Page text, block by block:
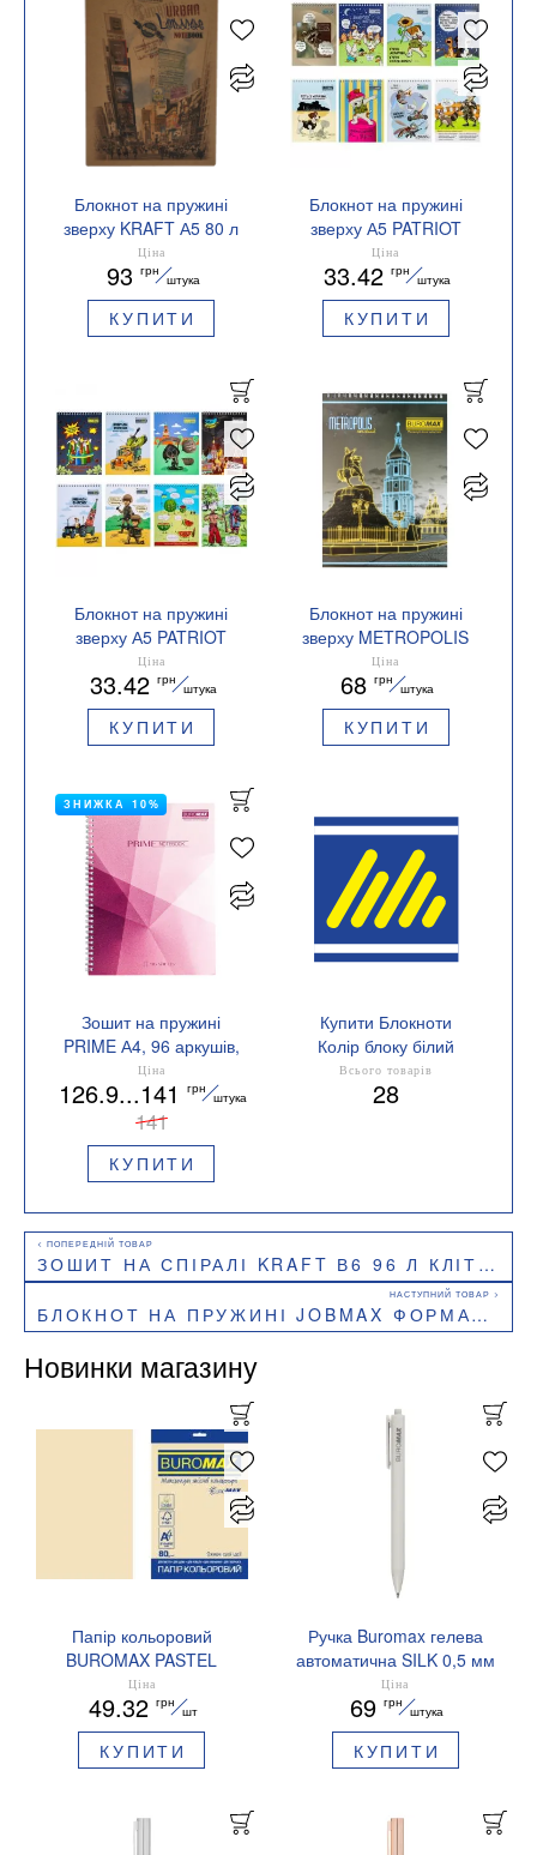
Блокнот на пружині
зверху KRAFT А5 80 л
білий мікроперфорація
Buromax BM.2473
Ціна
93 грн
штука
КУПИТИ
Блокнот на пружині
зверху А5 PATRIOT
COMBAT ANIMALS 48
аркушів у клітинку
картонна обкладинка
BUROMAX
Ціна
33.42 грн
штука
КУПИТИ
Блокнот на пружині
зверху А5 PATRIOT
UKRAINE IS 48 листів у
клітку картонна
обкладинка BUROMAX
BM.24545109
Ціна
33.42 грн
штука
КУПИТИ
Блокнот на пружині
зверху METROPOLIS
А-4 48 аркушів,
клітинка, картонна
обкладинка Buromax
BM.24445101
Ціна
68 грн
штука
КУПИТИ
Зошит на пружині
PRIME А4, 96 аркушів,
клітинка, в картонній
обкладинці
BM.24451101
Ціна
126.9...141 грн
штука
141
КУПИТИ
ЗНИЖКА 10%
Купити Блокноти
Колір блоку білий
Всього товарів
28
ЗОШИТ НА СПІРАЛІ KRAFT В6 96 Л КЛІТИНА BUROMAX BM.2479
БЛОКНОТ НА ПРУЖИНІ JOBMAX ФОРМАТУ А5 48 АРКУШІВ В КЛІТИНКУ BM.2474
Новинки магазину
Папір кольоровий
BUROMAX PASTEL
EUROMAX 20 арк А4 80 г/
мс BM.2721220E-08
Ціна
49.32 грн
шт
КУПИТИ
Ручка Buromax гелева
автоматична SILK 0,5 мм
сині чорнила BM.83100
Ціна
69 грн
штука
КУПИТИ